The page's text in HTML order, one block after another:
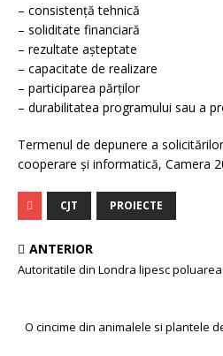
– consistenţă tehnică
– soliditate financiară
– rezultate aşteptate
– capacitate de realizare
– participarea părţilor
– durabilitatea programului sau a
Termenul de depunere a
cooperare şi informatică, Camera
CJT PROIECTE
ANTERIOR
Autoritatile din Londra lipesc
O cincime din animalele si plantele